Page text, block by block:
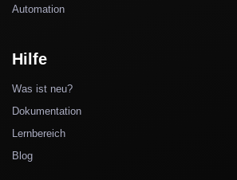
Automation
Hilfe
Was ist neu?
Dokumentation
Lernbereich
Blog